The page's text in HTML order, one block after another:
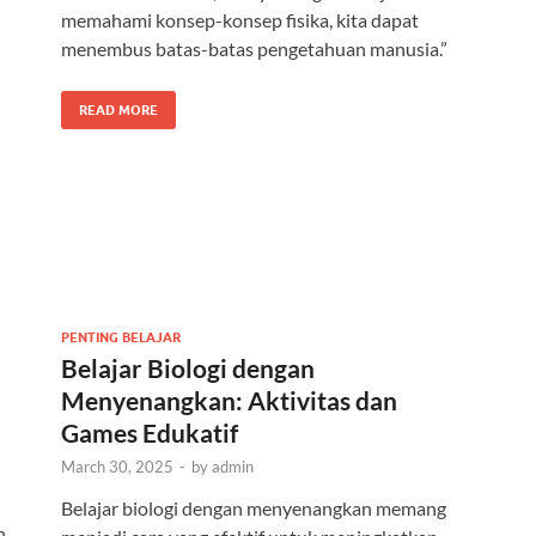
memahami konsep-konsep fisika, kita dapat
menembus batas-batas pengetahuan manusia.”
READ MORE
PENTING BELAJAR
Belajar Biologi dengan
Menyenangkan: Aktivitas dan
Games Edukatif
March 30, 2025 - byadmin
Belajar biologi dengan menyenangkan memang